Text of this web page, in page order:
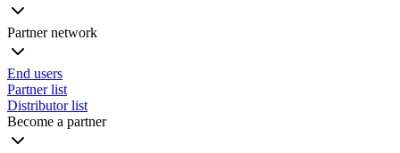
Partner network
End users
Partner list
Distributor list
Become a partner